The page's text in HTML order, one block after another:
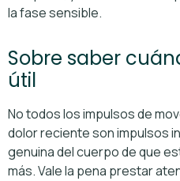
la fase sensible.
Sobre saber
útil
No todos los impulsos de
dolor reciente son impulsos
genuina del cuerpo de que
más. Vale la pena prestar